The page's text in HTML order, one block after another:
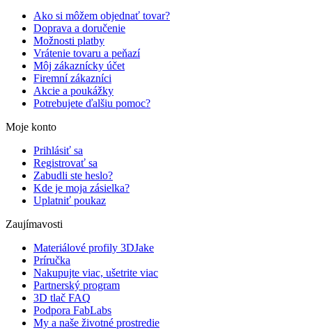
Ako si môžem objednať tovar?
Doprava a doručenie
Možnosti platby
Vrátenie tovaru a peňazí
Môj zákaznícky účet
Firemní zákazníci
Akcie a poukážky
Potrebujete ďalšiu pomoc?
Moje konto
Prihlásiť sa
Registrovať sa
Zabudli ste heslo?
Kde je moja zásielka?
Uplatniť poukaz
Zaujímavosti
Materiálové profily 3DJake
Príručka
Nakupujte viac, ušetrite viac
Partnerský program
3D tlač FAQ
Podpora FabLabs
My a naše životné prostredie